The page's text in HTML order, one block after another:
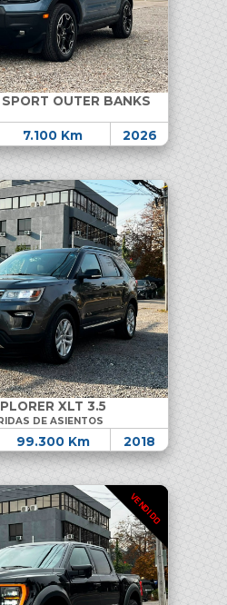
OUTER BANKS
7.100 Km 2026
XLT 3.5
DE ASIENTOS
99.300 Km 2018
VENDIDO